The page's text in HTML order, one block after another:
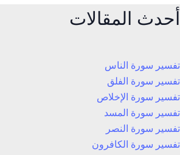
أحدث المقالات
تفسير سورة الناس
تفسير سورة الفلق
تفسير سورة الإخلاص
تفسير سورة المسد
تفسير سورة النصر
تفسير سورة الكافرون